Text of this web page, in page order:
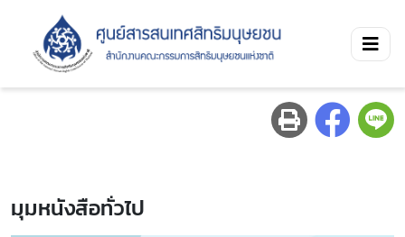
มุมหนังสือทั่วไป